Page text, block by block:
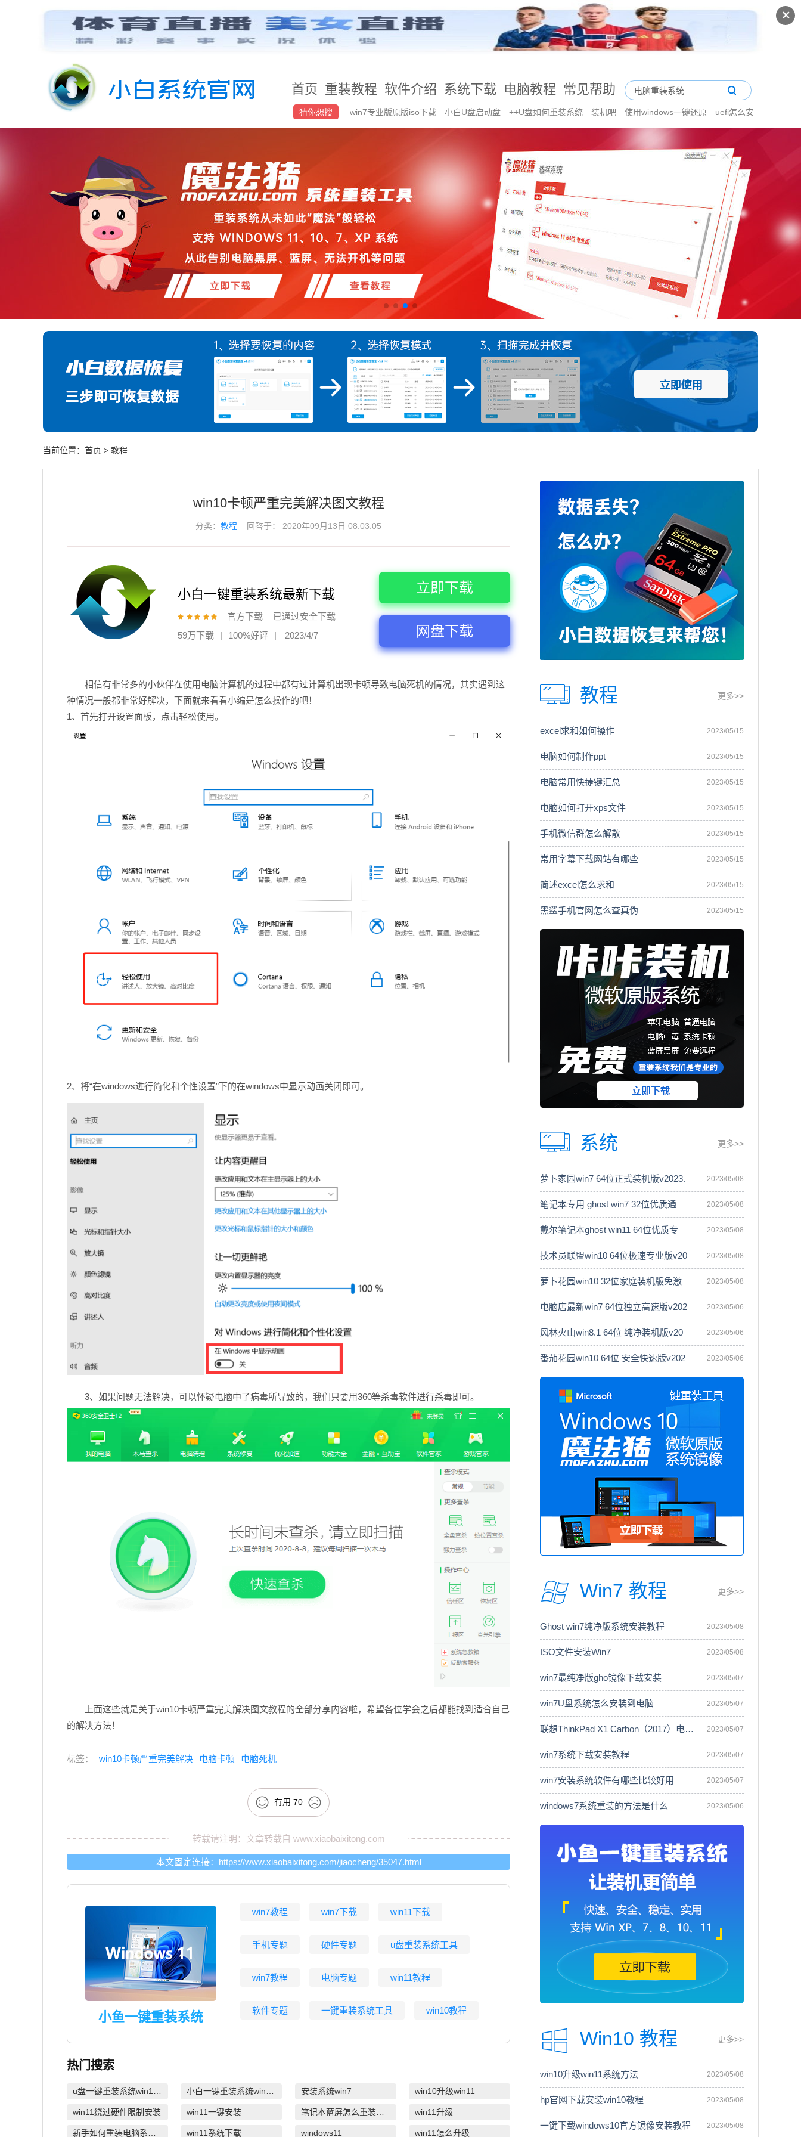
✕
首页 重装教程 软件介绍 系统下载 电脑教程 常见帮助
猜你想搜 win7专业版原版iso下载 小白U盘启动盘 ++U盘如何重装系统 装机吧 使用windows一键还原
uefi怎么安
当前位置： 首页 > 教程
win10卡顿严重完美解决图文教程
分类：教程 回答于： 2020年09月13日 08:03:05
小白一键重装系统最新下载
官方下载
已通过安全下载
59万下载
| 100%好评 | 2023/4/7
立即下载
网盘下载
相信有非常多的小伙伴在使用电脑计算机的过程中都有过计算机出现卡顿导致电脑死机的情况，其实遇到这
种情况一般都非常好解决，下面就来看看小编是怎么操作的吧！
1、首先打开设置面板，点击轻松使用。
2、将“在windows进行简化和个性设置”下的在windows中显示动画关闭即可。
3、如果问题无法解决，可以怀疑电脑中了病毒所导致的，我们只要用360等杀毒软件进行杀毒即可。
上面这些就是关于win10卡顿严重完美解决图文教程的全部分享内容啦，希望各位学会之后都能找到适合自己
的解决方法！
标签： win10卡顿严重完美解决 电脑卡顿 电脑死机
有用 70
转载请注明：文章转载自 www.xiaobaixitong.com
本文固定连接： https://www.xiaobaixitong.com/jiaocheng/35047.html
小鱼一键重装系统
win7教程 win7下载 win11下载
手机专题 硬件专题 u盘重装系统工具
win7教程 电脑专题 win11教程
软件专题 一键重装系统工具 win10教程
热门搜索
安装系统win7 win10升级win11
win11绕过硬件限制安装 win11一键安装 笔记本蓝屏怎么重装系统 win11升级
win11系统下载 windows11 win11怎么升级
教程 更多>>
excel求和如何操作 2023/05/15
电脑如何制作ppt 2023/05/15
电脑常用快捷键汇总 2023/05/15
电脑如何打开xps文件 2023/05/15
手机微信群怎么解散 2023/05/15
常用字幕下载网站有哪些 2023/05/15
简述excel怎么求和 2023/05/15
黑鲨手机官网怎么查真伪 2023/05/15
系统 更多>>
萝卜家园win7 64位正式装机版v2023. 2023/05/08
笔记本专用 ghost win7 32位优质通 2023/05/08
戴尔笔记本ghost win11 64位优质专 2023/05/08
技术员联盟win10 64位极速专业版v20 2023/05/08
萝卜花园win10 32位家庭装机版免激 2023/05/08
电脑店最新win7 64位独立高速版v202 2023/05/06
风林火山win8.1 64位 纯净装机版v20 2023/05/06
番茄花园win10 64位 安全快速版v202 2023/05/06
Win7 教程 更多>>
Ghost win7纯净版系统安装教程 2023/05/08
ISO文件安装Win7 2023/05/08
win7最纯净版gho镜像下载安装 2023/05/07
win7U盘系统怎么安装到电脑 2023/05/07
联想ThinkPad X1 Carbon（2017）电脑安 2023/05/07
win7系统下载安装教程 2023/05/07
win7安装系统软件有哪些比较好用 2023/05/07
windows7系统重装的方法是什么 2023/05/06
Win10 教程 更多>>
win10升级win11系统方法 2023/05/08
hp官网下载安装win10教程 2023/05/08
一键下载windows10官方镜像安装教程 2023/05/08